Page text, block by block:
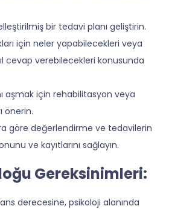
bir tedavi planı geliştirin.
için neler yapabilecekleri veya
cevap verebilecekleri konusunda
aşmak için rehabilitasyon veya
önerin.
göre değerlendirme ve tedavilerin
ve kayıtlarını sağlayın.
Gereksinimleri:
derecesine, psikoloji alanında